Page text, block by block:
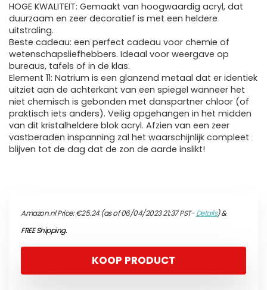
HOGE KWALITEIT: Gemaakt van hoogwaardig acryl, dat
duurzaam en zeer decoratief is met een heldere
uitstraling.
Beste cadeau: een perfect cadeau voor chemie of
wetenschapsliefhebbers. Ideaal voor weergave op
bureaus, tafels of in de klas.
Element 11: Natrium is een glanzend metaal dat er identiek
uitziet aan de achterkant van een spiegel wanneer het
niet chemisch is gebonden met danspartner chloor (of
praktisch iets anders). Veilig opgehangen in het midden
van dit kristalheldere blok acryl. Afzien van een zeer
vastberaden inspanning zal het waarschijnlijk compleet
blijven tot de dag dat de zon de aarde inslikt!
Amazon.nl Price:€25.24(as of 06/04/2023 21:37 PST-Details)&
FREE Shipping.
KOOP PRODUCT